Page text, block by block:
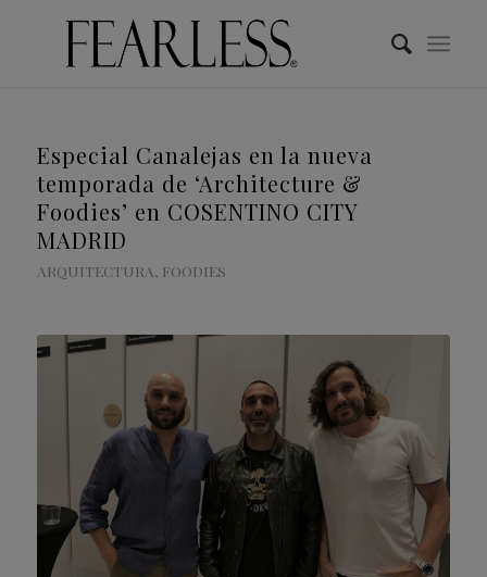
Especial Canalejas en la nueva
temporada de ‘Architecture &
Foodies’ en COSENTINO CITY
MADRID
ARQUITECTURA, FOODIES